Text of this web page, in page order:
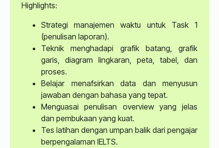
Highlights:
Strategi manajemen waktu untuk Task 1
(penulisan laporan).
Teknik menghadapi grafik batang, grafik
garis, diagram lingkaran, peta, tabel, dan
proses.
Belajar menafsirkan data dan menyusun
jawaban dengan bahasa yang tepat.
Menguasai penulisan overview yang jelas
dan pembukaan yang kuat.
Tes latihan dengan umpan balik dari pengajar
berpengalaman IELTS.